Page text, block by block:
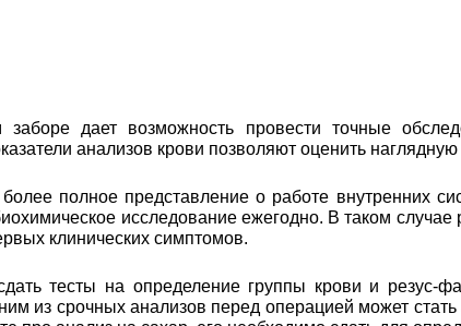
дает возможность провести точные
анализов крови позволяют оценить
полное представление о работе внутренних
исследование ежегодно. В таком
клинических симптомов.
тесты на определение группы крови и резус-
из срочных анализов перед операцией может